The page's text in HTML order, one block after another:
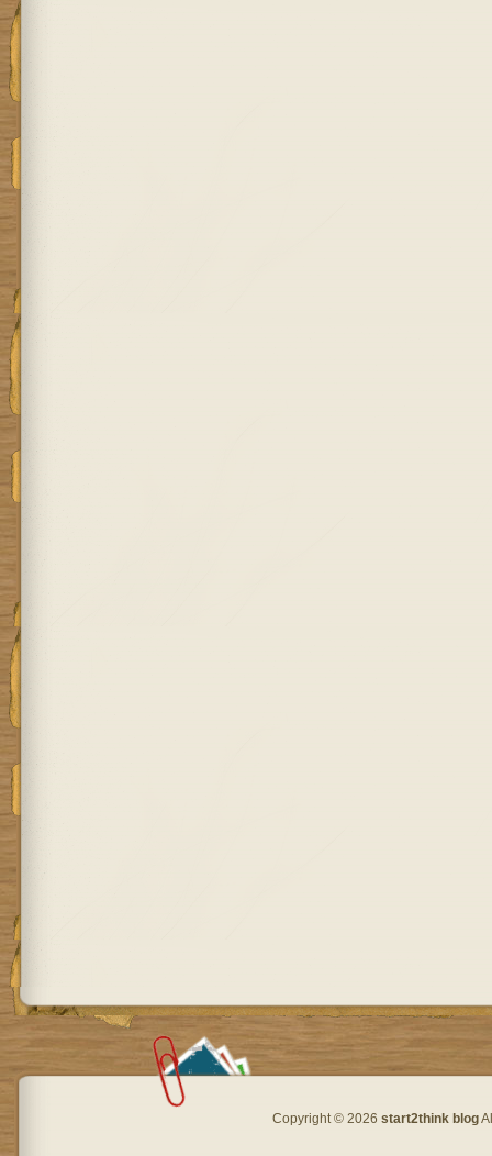
Copyright © 2026 start2think blog